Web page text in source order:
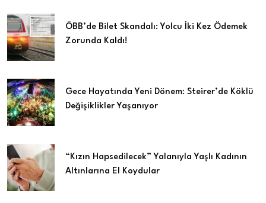
ÖBB’de Bilet Skandalı: Yolcu İki Kez Ödemek
Zorunda Kaldı!
Gece Hayatında Yeni Dönem: Steirer’de Köklü
Değişiklikler Yaşanıyor
“Kızın Hapsedilecek” Yalanıyla Yaşlı Kadının
Altınlarına El Koydular